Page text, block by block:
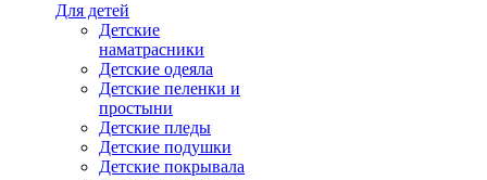
Для детей
Детские
наматрасники
Детские одеяла
Детские пеленки и
простыни
Детские пледы
Детские подушки
Детские покрывала